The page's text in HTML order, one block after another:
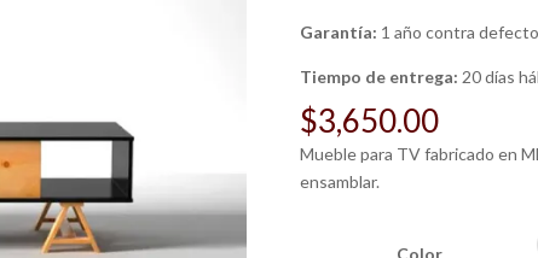
Garantía: 1 año contra
Tiempo de entrega: 20 días
$3,650.00
Mueble para TV fabricado en
ensamblar.
Color